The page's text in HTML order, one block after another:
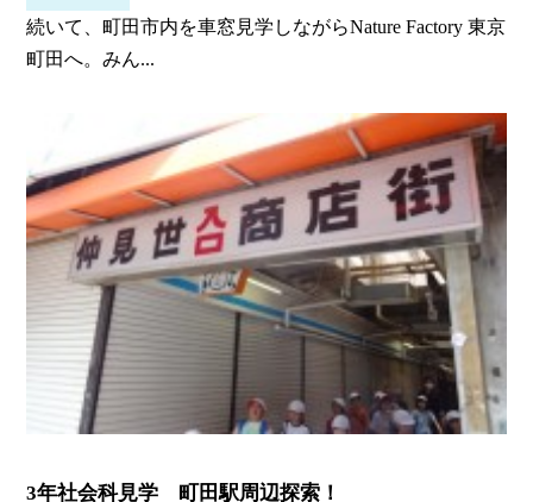
続いて、町田市内を車窓見学しながらNature Factory 東京
町田へ。みん...
3年社会科見学 町田駅周辺探索！